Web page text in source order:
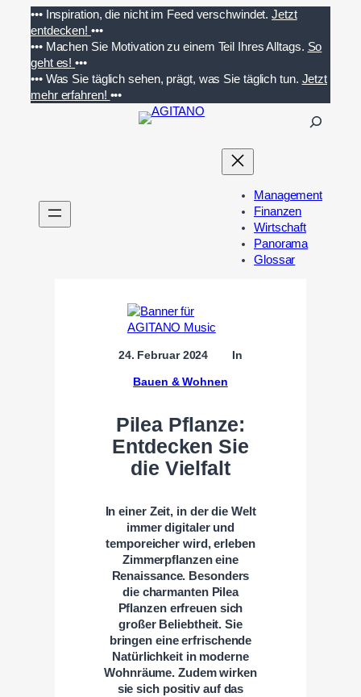
Inhalt
springen
••• Inspiration, die nicht im Feed verschwindet. Jetzt
entdecken! •••
••• Machen Sie Motivation zu einem Teil Ihres Alltags. So
geht es!•••
••• Was Sie täglich sehen, prägt, was Sie täglich tun. Jetzt
mehr erfahren! •••
n
Management
Finanzen
Wirtschaft
Panorama
Glossar
24. Februar 2024 In
Bauen & Wohnen
Pilea Pflanze:
Entdecken Sie
die Vielfalt
In einer Zeit, in der die Welt
immer digitaler und
temporeicher wird, erleben
Zimmerpflanzen eine
Renaissance. Besonders
die charmanten Pilea
Pflanzen erfreuen sich
großer Beliebtheit. Sie
bringen eine erfrischende
Natürlichkeit in moderne
Wohnräume. Zudem wirken
sie sich positiv auf das